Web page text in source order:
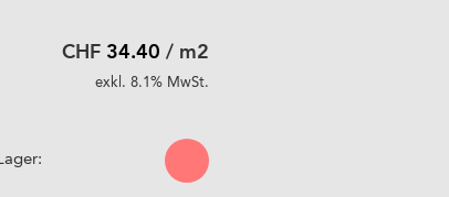
CHF 34.40 / m2
exkl. 8.1% MwSt.